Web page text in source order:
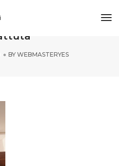
e-Porte-Lemix-
BY WEBMASTERYES